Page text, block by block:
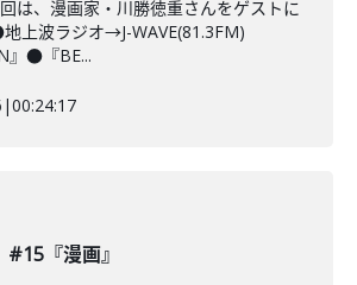
は、漫画家・川勝徳重さんをゲストに
上波ラジオ→J-WAVE(81.3FM)
』●『BE...
|00:24:17
#15『漫画』